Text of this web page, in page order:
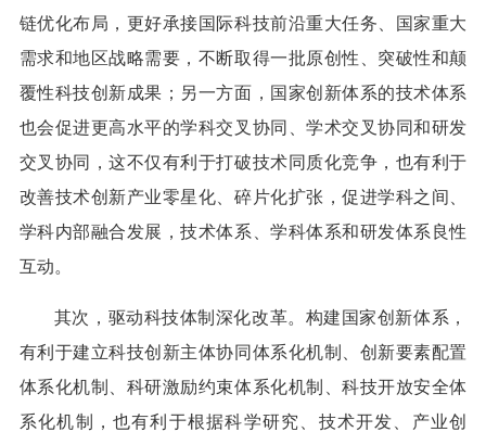
链优化布局，更好承接国际科技前沿重大任务、国家重大
需求和地区战略需要，不断取得一批原创性、突破性和颠
覆性科技创新成果；另一方面，国家创新体系的技术体系
也会促进更高水平的学科交叉协同、学术交叉协同和研发
交叉协同，这不仅有利于打破技术同质化竞争，也有利于
改善技术创新产业零星化、碎片化扩张，促进学科之间、
学科内部融合发展，技术体系、学科体系和研发体系良性
互动。
其次，驱动科技体制深化改革。构建国家创新体系，
有利于建立科技创新主体协同体系化机制、创新要素配置
体系化机制、科研激励约束体系化机制、科技开放安全体
系化机制，也有利于根据科学研究、技术开发、产业创